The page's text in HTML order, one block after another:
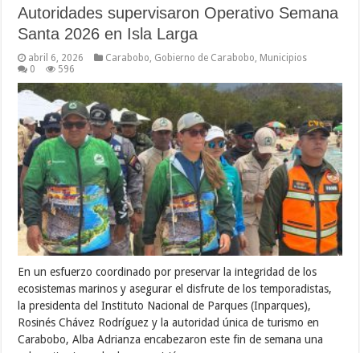
Autoridades supervisaron Operativo Semana
Santa 2026 en Isla Larga
abril 6, 2026 Carabobo, Gobierno de Carabobo, Municipios
0
596
En un esfuerzo coordinado por preservar la integridad de los
ecosistemas marinos y asegurar el disfrute de los temporadistas,
la presidenta del Instituto Nacional de Parques (Inparques),
Rosinés Chávez Rodríguez y la autoridad única de turismo en
Carabobo, Alba Adrianza encabezaron este fin de semana una